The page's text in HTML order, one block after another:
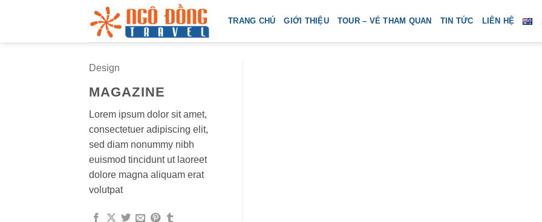
TRANG CHỦ GIỚI THIỆU TOUR – VÉ THAM QUAN TIN TỨC LIÊN HỆ
Design
MAGAZINE
Lorem ipsum dolor sit amet,
consectetuer adipiscing elit,
sed diam nonummy nibh
euismod tincidunt ut laoreet
dolore magna aliquam erat
volutpat